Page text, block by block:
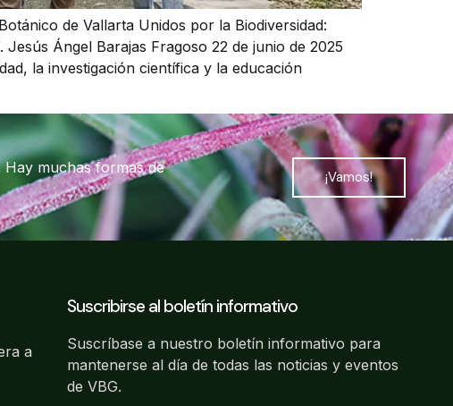
de Vallarta Unidos por la Biodiversidad:
Ángel Barajas Fragoso 22 de junio de 2025
la investigación científica y la educación
muchas formas de
¡Vamos!
a
Suscribirse al boletín informativo
Suscríbase a nuestro boletín informativo para
mantenerse al día de todas las noticias y eventos
de VBG.